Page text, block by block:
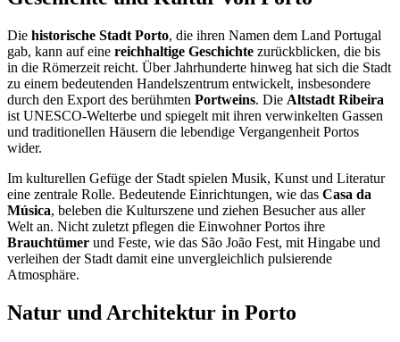
Die historische Stadt Porto, die ihren Namen dem Land Portugal
gab, kann auf eine reichhaltige Geschichte zurückblicken, die bis
in die Römerzeit reicht. Über Jahrhunderte hinweg hat sich die Stadt
zu einem bedeutenden Handelszentrum entwickelt, insbesondere
durch den Export des berühmten Portweins. Die Altstadt Ribeira
ist UNESCO-Welterbe und spiegelt mit ihren verwinkelten Gassen
und traditionellen Häusern die lebendige Vergangenheit Portos
wider.
Im kulturellen Gefüge der Stadt spielen Musik, Kunst und Literatur
eine zentrale Rolle. Bedeutende Einrichtungen, wie das Casa da
Música, beleben die Kulturszene und ziehen Besucher aus aller
Welt an. Nicht zuletzt pflegen die Einwohner Portos ihre
Brauchtümer und Feste, wie das São João Fest, mit Hingabe und
verleihen der Stadt damit eine unvergleichlich pulsierende
Atmosphäre.
Natur und Architektur in Porto